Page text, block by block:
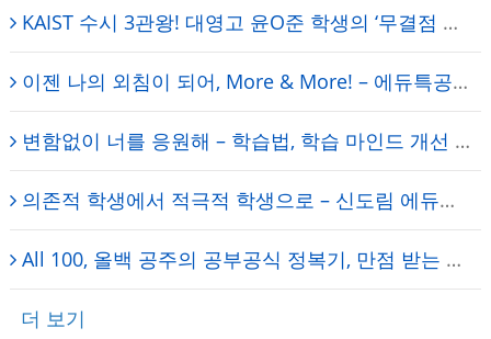
KAIST 수시 3관왕! 대영고 윤O준 학생의 ‘무결점 학습법’ 탄생기 – 보라매 에듀플렉스 성공사례
이젠 나의 외침이 되어, More & More! – 에듀특공대 [에듀플렉스 보라매 학원]
변함없이 너를 응원해 – 학습법, 학습 마인드 개선 – 보라매 에듀플렉스 신대방학원
의존적 학생에서 적극적 학생으로 – 신도림 에듀플렉스 에듀코치 개별지도
All 100, 올백 공주의 공부공식 정복기, 만점 받는 공부법 – 에듀플렉스 보라매 학원
더 보기